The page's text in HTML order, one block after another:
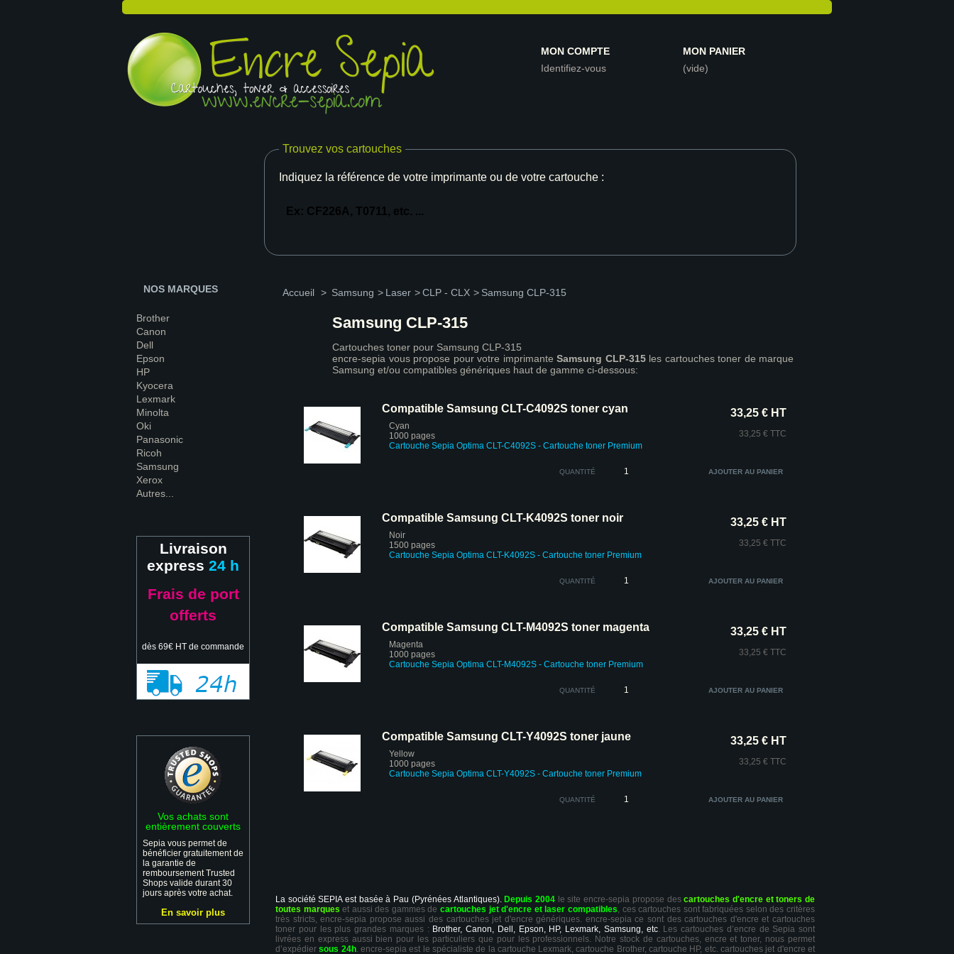
MON COMPTE
Identifiez-vous
MON PANIER
(vide)
Trouvez vos cartouches
Indiquez la référence de votre imprimante ou de votre cartouche :
NOS MARQUES
Brother
Canon
Dell
Epson
HP
Kyocera
Lexmark
Minolta
Oki
Panasonic
Ricoh
Samsung
Xerox
Autres...
Livraison
express 24 h
Frais de port
offerts
dès 69€ HT de commande
Vos achats sont
entièrement couverts
Sepia vous permet de
bénéficier gratuitement de
la garantie de
remboursement Trusted
Shops valide durant 30
jours après votre achat.
En savoir plus
Accueil > Samsung > Laser >CLP - CLX > Samsung CLP-315
Samsung CLP-315
Cartouches toner pour Samsung CLP-315
encre-sepia vous propose pour votre imprimante Samsung CLP-315les cartouches toner de marque
Samsung et/ou compatibles génériques haut de gamme ci-dessous:
Compatible Samsung CLT-C4092S toner cyan
Cyan
1000 pages
Cartouche Sepia Optima CLT-C4092S - Cartouche toner Premium
33,25 € HT
33,25 € TTC
QUANTITÉ
Compatible Samsung CLT-K4092S toner noir
Noir
1500 pages
Cartouche Sepia Optima CLT-K4092S - Cartouche toner Premium
33,25 € HT
33,25 € TTC
QUANTITÉ
Compatible Samsung CLT-M4092S toner magenta
Magenta
1000 pages
Cartouche Sepia Optima CLT-M4092S - Cartouche toner Premium
33,25 € HT
33,25 € TTC
QUANTITÉ
Compatible Samsung CLT-Y4092S toner jaune
Yellow
1000 pages
Cartouche Sepia Optima CLT-Y4092S - Cartouche toner Premium
33,25 € HT
33,25 € TTC
QUANTITÉ
La société SEPIA est basée à Pau (Pyrénées Atlantiques). Depuis 2004 le site encre-sepia propose descartouches d'encre et toners de
toutes marques et aussi des gammes decartouches jet d'encre et laser compatibles, ces cartouches sont fabriquées selon des critères
très stricts, encre-sepia propose aussi des cartouches jet d'encre génériques. encre-sepia ce sont des cartouches d'encre et cartouches
toner pour les plus grandes marques : Brother, Canon, Dell, Epson, HP, Lexmark, Samsung, etc. Les cartouches d’encre de Sepia sont
livrées en express aussi bien pour les particuliers que pour les professionnels. Notre stock de cartouches, encre et toner, nous permet
d’expédiersous 24h. encre-sepia est le spécialiste de la cartouche Lexmark, cartouche Brother, cartouche HP, etc. cartouches jet d'encre et